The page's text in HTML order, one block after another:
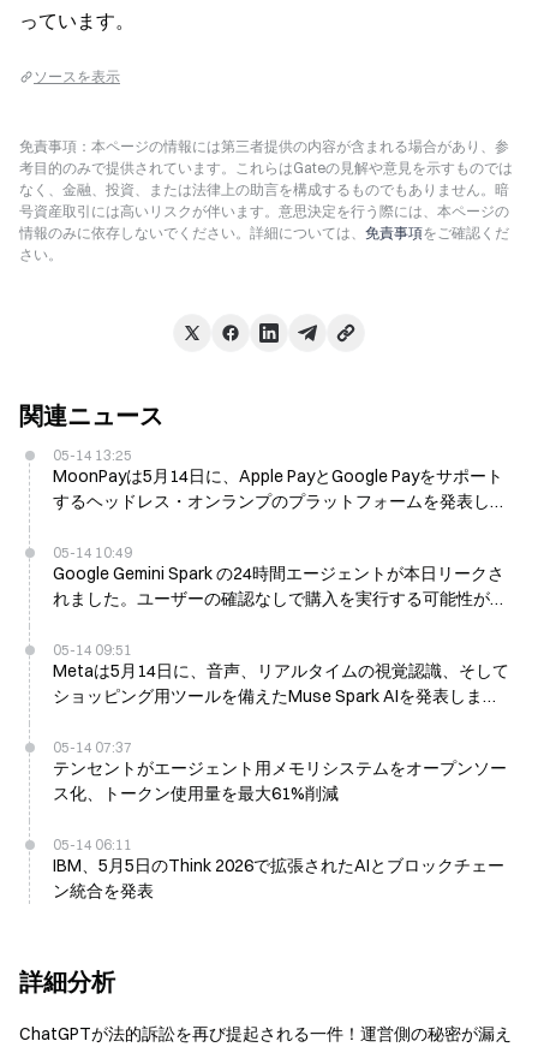
っています。
ソースを表示
免責事項：本ページの情報には第三者提供の内容が含まれる場合があり、参
考目的のみで提供されています。これらはGateの見解や意見を示すものでは
なく、金融、投資、または法律上の助言を構成するものでもありません。暗
号資産取引には高いリスクが伴います。意思決定を行う際には、本ページの
情報のみに依存しないでください。詳細については、 免責事項をご確認くだ
さい。
関連ニュース
05-14 13:25
MoonPayは5月14日に、Apple PayとGoogle Payをサポート
するヘッドレス・オンランプのプラットフォームを発表しま
05-14 10:49
Google Gemini Spark の24時間エージェントが本日リークさ
れました。ユーザーの確認なしで購入を実行する可能性があ
05-14 09:51
Metaは5月14日に、音声、リアルタイムの視覚認識、そして
ショッピング用ツールを備えたMuse Spark AIを発表しまし
05-14 07:37
テンセントがエージェント用メモリシステムをオープンソー
ス化、トークン使用量を最大61%削減
05-14 06:11
IBM、5月5日のThink 2026で拡張されたAIとブロックチェー
ン統合を発表
詳細分析
ChatGPTが法的訴訟を再び提起される一件！運営側の秘密が漏え